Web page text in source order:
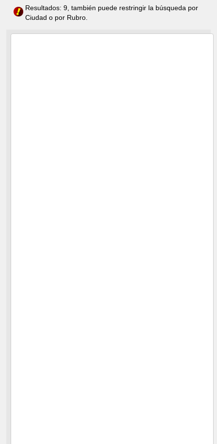
Resultados: 9, también puede restringir la búsqueda por
Ciudad o por Rubro.